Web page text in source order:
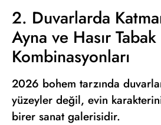
2. Duvarlarda
Ayna ve Hasır Tabak
Kombinasyonları
2026 bohem tarzında
yüzeyler değil, evin
birer sanat galerisidir.